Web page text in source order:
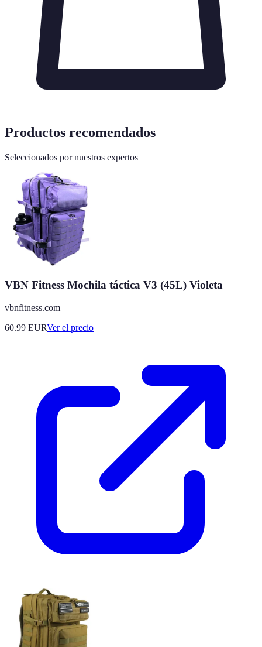
Productos recomendados
Seleccionados por nuestros expertos
VBN Fitness Mochila táctica V3 (45L) Violeta
vbnfitness.com
60.99 EURVer el precio